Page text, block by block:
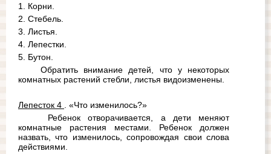
1. Корни.
2. Стебель.
3. Листья.
4. Лепестки.
5. Бутон.
Обратить внимание детей, что у некоторых
комнатных растений стебли, листья видоизменены.
Лепесток 4
. «Что изменилось?»
Ребенок отворачивается, а дети меняют
комнатные растения местами. Ребенок должен
назвать, что изменилось, сопровождая свои слова
действиями.